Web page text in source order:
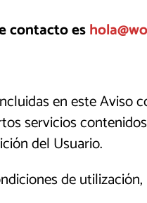
contacto es
en este Aviso
servicios
del Usuario.
de